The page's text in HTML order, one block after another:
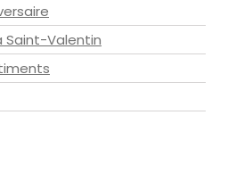
Saint-Valentin